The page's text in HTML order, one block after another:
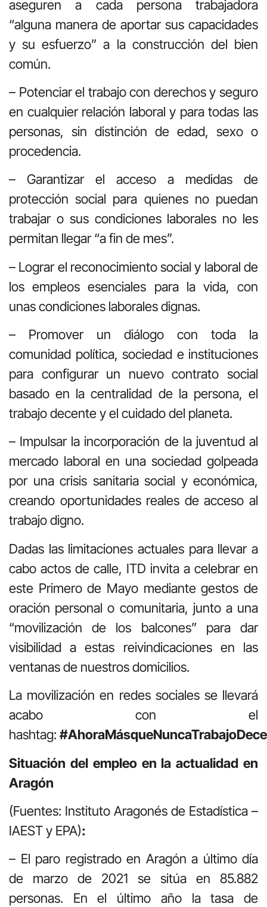
aseguren a cada persona trabajadora
“alguna manera de aportar sus capacidades
y su esfuerzo” a la construcción del bien
común.
– Potenciar el trabajo con derechos y seguro
en cualquier relación laboral y para todas las
personas, sin distinción de edad, sexo o
procedencia.
– Garantizar el acceso a medidas de
protección social para quienes no puedan
trabajar o sus condiciones laborales no les
permitan llegar “a fin de mes”.
– Lograr el reconocimiento social y laboral de
los empleos esenciales para la vida, con
unas condiciones laborales dignas.
– Promover un diálogo con toda la
comunidad política, sociedad e instituciones
para configurar un nuevo contrato social
basado en la centralidad de la persona, el
trabajo decente y el cuidado del planeta.
– Impulsar la incorporación de la juventud al
mercado laboral en una sociedad golpeada
por una crisis sanitaria social y económica,
creando oportunidades reales de acceso al
trabajo digno.
Dadas las limitaciones actuales para llevar a
cabo actos de calle, ITD invita a celebrar en
este Primero de Mayo mediante gestos de
oración personal o comunitaria, junto a una
“movilización de los balcones” para dar
visibilidad a estas reivindicaciones en las
ventanas de nuestros domicilios.
La movilización en redes sociales se llevará
acabo con el
hashtag:
Situación del empleo en la actualidad en
Aragón
(Fuentes: Instituto Aragonés de Estadística –
IAEST y EPA):
– El paro registrado en Aragón a último día
de marzo de 2021 se sitúa en 85.882
personas. En el último año la tasa de